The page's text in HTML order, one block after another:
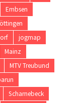
Embsen
jogmap
Mainz
MTV Treubund
Scharnebeck